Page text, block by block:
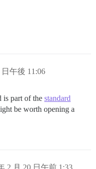
日午後 11:06
is part of the standard
be worth opening a
2 月 20 日午前 1:33